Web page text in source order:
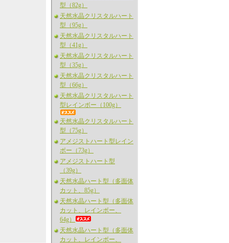
型（82g）
天然水晶クリスタルハート
型（95g）
天然水晶クリスタルハート
型（41g）
天然水晶クリスタルハート
型（35g）
天然水晶クリスタルハート
型（66g）
天然水晶クリスタルハート
型レインボー（100g）
天然水晶クリスタルハート
型（75g）
アメジストハート型レイン
ボー（73g）
アメジストハート型
（39g）
天然水晶ハート型（多面体
カット、85g）
天然水晶ハート型（多面体
カット、レインボー、
64g）
天然水晶ハート型（多面体
カット、レインボー、